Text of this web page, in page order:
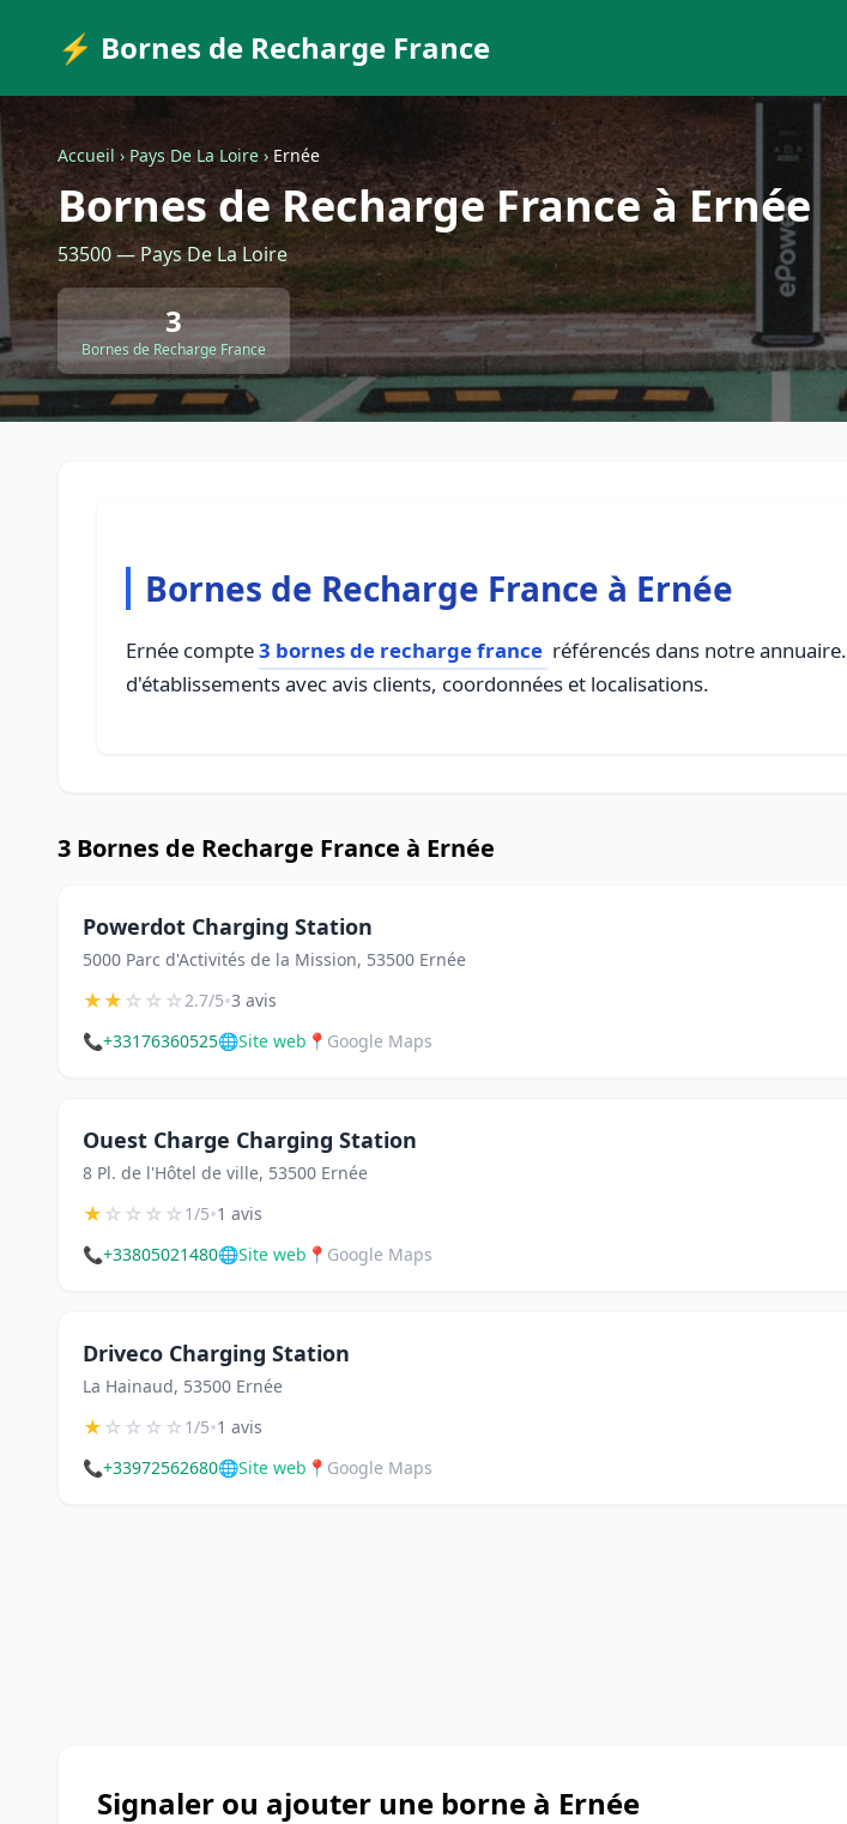
⚡ Bornes de Recharge France
Accueil › Pays De La Loire › Ernée
Bornes de Recharge France à Ernée
53500 — Pays De La Loire
3
Bornes de Recharge France
Bornes de Recharge France à Ernée
Ernée compte3 bornes de recharge france référencés dans notre
d'établissements avec avis clients, coordonnées et localisations.
3 Bornes de Recharge France à Ernée
Powerdot Charging Station
5000 Parc d'Activités de la Mission, 53500 Ernée
★★☆☆☆2.7/5•3 avis
📞+33176360525🌐Site web 📍 Google Maps
Ouest Charge Charging Station
8 Pl. de l'Hôtel de ville, 53500 Ernée
★☆☆☆☆1/5•1 avis
📞+33805021480🌐Site web 📍 Google Maps
Driveco Charging Station
La Hainaud, 53500 Ernée
★☆☆☆☆1/5•1 avis
📞+33972562680🌐Site web 📍 Google Maps
Signaler ou ajouter une borne à Ernée